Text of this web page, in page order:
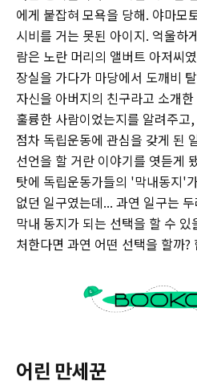
에게 붙잡혀 모욕을 당해. 야마모
시비를 거는 못된 아이지. 억울하
람은 노란 머리의 앨버트 아저씨
장실을 가다가 마당에서 도깨비
자신을 아버지의 친구라고 소개
훌륭한 사람이었는지를 알려주
점차 독립운동에 관심을 갖게 된
선언을 할 거란 이야기를 엿듣게
탓에 독립운동가들의 '막내동지'
없던 일구였는데... 과연 일구는
막내 동지가 되는 선택을 할 수
처한다면 과연 어떤 선택을 할까?
어린 만세꾼